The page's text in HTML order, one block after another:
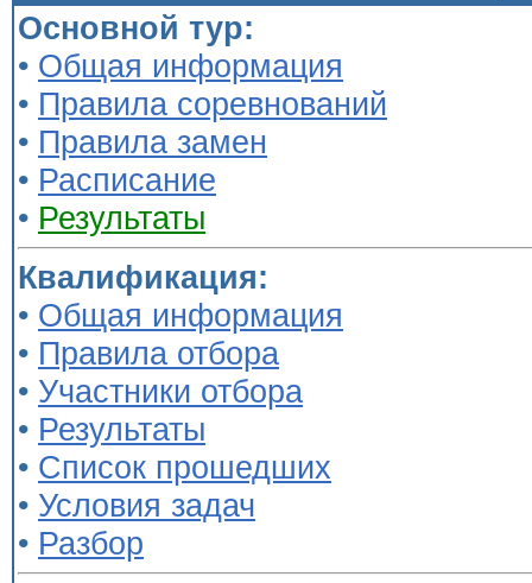
Основной тур:
• Общая информация
• Правила соревнований
• Правила замен
• Расписание
• Результаты
Квалификация:
• Общая информация
• Правила отбора
• Участники отбора
• Результаты
• Список прошедших
• Условия задач
• Разбор